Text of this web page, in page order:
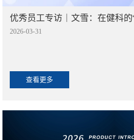
优秀员工专访｜文雪：在健科的
2026-03-31
查看更多